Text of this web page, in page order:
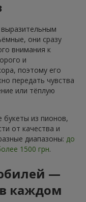
они сразу
внимания к
и
поэтому его
передать чувства
или тёплую
букеты из пионов,
от качества и
диапазоны: до
1500 грн.
—
каждом